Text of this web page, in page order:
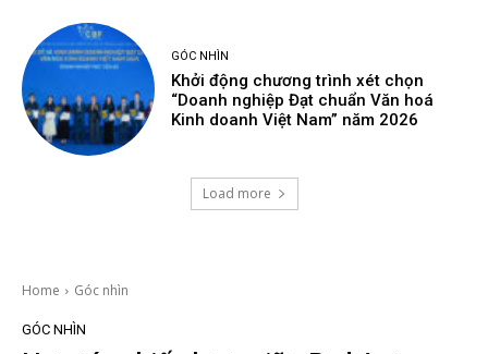
GÓC NHÌN
Khởi động chương trình xét chọn
“Doanh nghiệp Đạt chuẩn Văn hoá
Kinh doanh Việt Nam” năm 2026
Load more